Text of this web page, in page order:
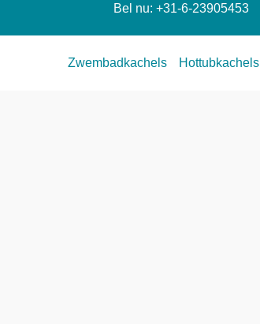
Bel nu: +31-6-23905453
Zwembadkachels Hottubkachels